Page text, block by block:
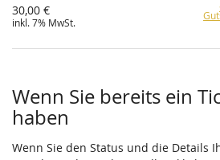
30,00 €
inkl. 7% MwSt.
Wenn Sie bereits ein
haben
Wenn Sie den Status und die Details